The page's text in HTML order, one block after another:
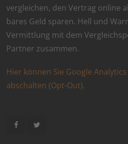
vergleichen, den Vertrag online
bares Geld sparen. Hell und
Vermittlung mit dem
Partner zusammen.
Hier können Sie Google
abschalten (Opt-Out).